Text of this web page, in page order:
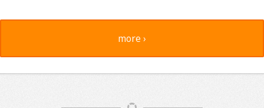
more ›